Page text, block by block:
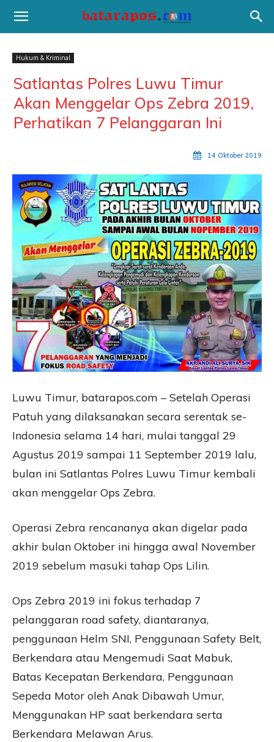
Hukum & Kriminal
Satlantas Polres Luwu Timur
Akan Menggelar Ops Zebra 2019,
Perhatikan 7 Pelanggaran Ini
14 Oktober 2019
Luwu Timur, batarapos.com – Setelah Operasi
Patuh yang dilaksanakan secara serentak se-
Indonesia selama 14 hari, mulai tanggal 29
Agustus 2019 sampai 11 September 2019 lalu,
bulan ini Satlantas Polres Luwu Timur kembali
akan menggelar Ops Zebra.
Operasi Zebra rencananya akan digelar pada
akhir bulan Oktober ini hingga awal November
2019 sebelum masuki tahap Ops Lilin.
Ops Zebra 2019 ini fokus terhadap 7
pelanggaran road safety, diantaranya,
penggunaan Helm SNI, Penggunaan Safety Belt,
Berkendara atau Mengemudi Saat Mabuk,
Batas Kecepatan Berkendara, Penggunaan
Sepeda Motor oleh Anak Dibawah Umur,
Menggunakan HP saat berkendara serta
Berkendara Melawan Arus.